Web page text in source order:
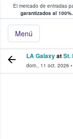
El mercado de entradas
garantizados al 100%.
Menú
y venta de
LA GalaxyatSt.
dom., 11 oct. 2026 •